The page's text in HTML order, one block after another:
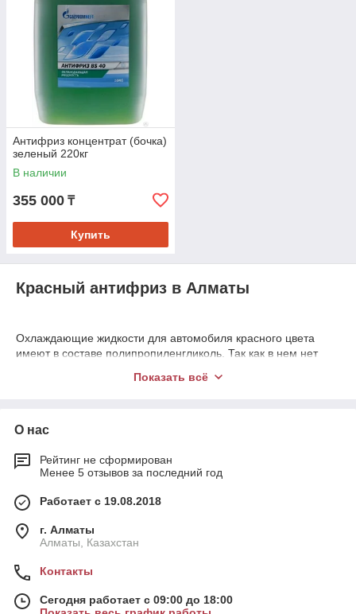
Антифриз концентрат (бочка)
зеленый 220кг
В наличии
355 000 ₸
Купить
Красный антифриз в Алматы
Охлаждающие жидкости для автомобиля красного цвета
имеют в составе полипропиленгликоль. Так как в нем нет
меди и алюминия. Также для их производства используются
Карбоновая кислота создает пленку, которая улучшает
коррозийные пятна и создает микронные оболочки.
У нас представлены такие виды:
NORD на 10 и 5 литров. Защищает элементы
кавитации, высокой температуры и коррозии.
Продлевает срок службы сальника помпы, быстро
гарантировано работает в экстремальных условиях.
Длительный интервал замены антифриза.
Показать всё
О нас
Рейтинг не сформирован
Менее 5 отзывов за последний год
Работает с 19.08.2018
г. Алматы
Алматы, Казахстан
Контакты
Сегодня работает с 09:00 до 18:00